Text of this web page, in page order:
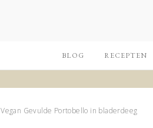
BLOG RECEPTEN
Vegan Gevulde Portobello in bladerdeeg